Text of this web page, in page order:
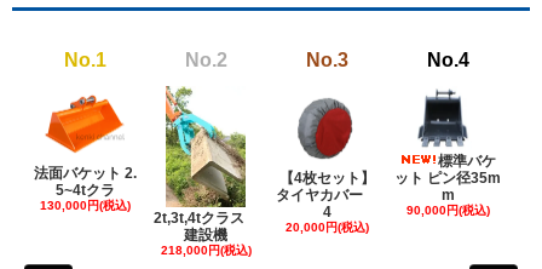
No.1
法面バケット 2.
5~4tクラ
130,000円(税込)
No.2
2t,3t,4tクラス
建設機
218,000円(税込)
No.3
【4枚セット】
タイヤカバー
4
20,000円(税込)
No.4
標準バケ
ット ピン径35m
m
90,000円(税込)